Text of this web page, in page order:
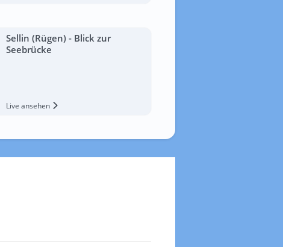
Sellin (Rügen) - Blick zur
Seebrücke
Live ansehen